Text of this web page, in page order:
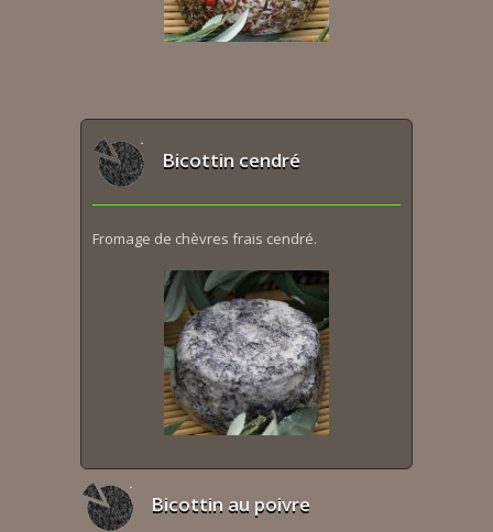
Bicottin cendré
Fromage de chèvres frais cendré.
Bicottin au poivre